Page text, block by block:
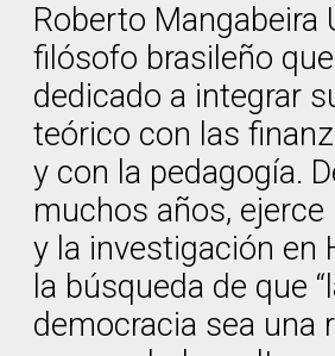
Roberto Mangabeira
filósofo brasileño
dedicado a integrar
teórico con las
y con la pedagogía.
muchos años, ejerce
y la investigación en
la búsqueda de que
democracia sea una